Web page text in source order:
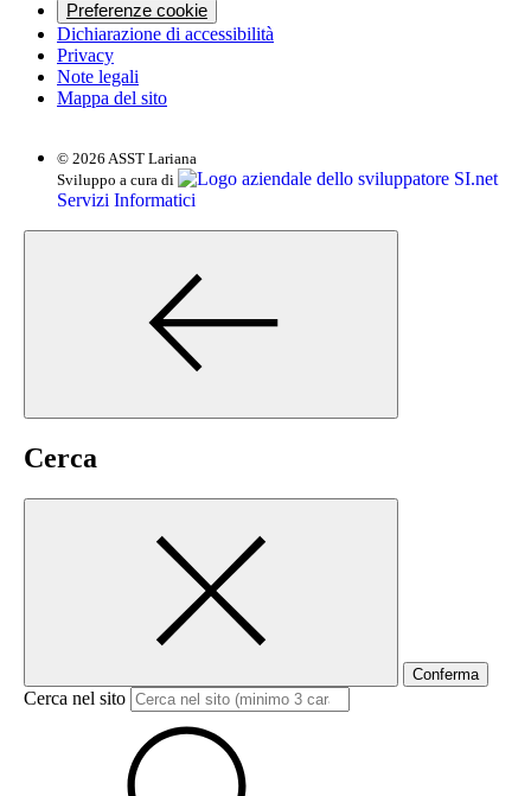
Preferenze cookie
Dichiarazione di accessibilità
Privacy
Note legali
Mappa del sito
© 2026 ASST Lariana
Sviluppo a cura di
SI.net
Servizi Informatici
Cerca
Conferma
Cerca nel sito